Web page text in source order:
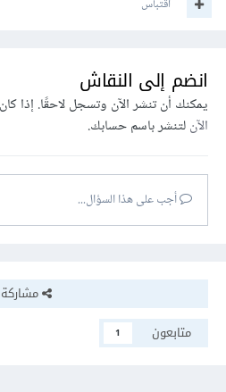
اقتباس
انضم إلى النقاش
يمكنك أن تنشر الآن وتسجل لاحقًا. إذا
الآنلتنشر باسم حسابك.
أجب على هذا السؤال...
مشاركة
متابعون
1